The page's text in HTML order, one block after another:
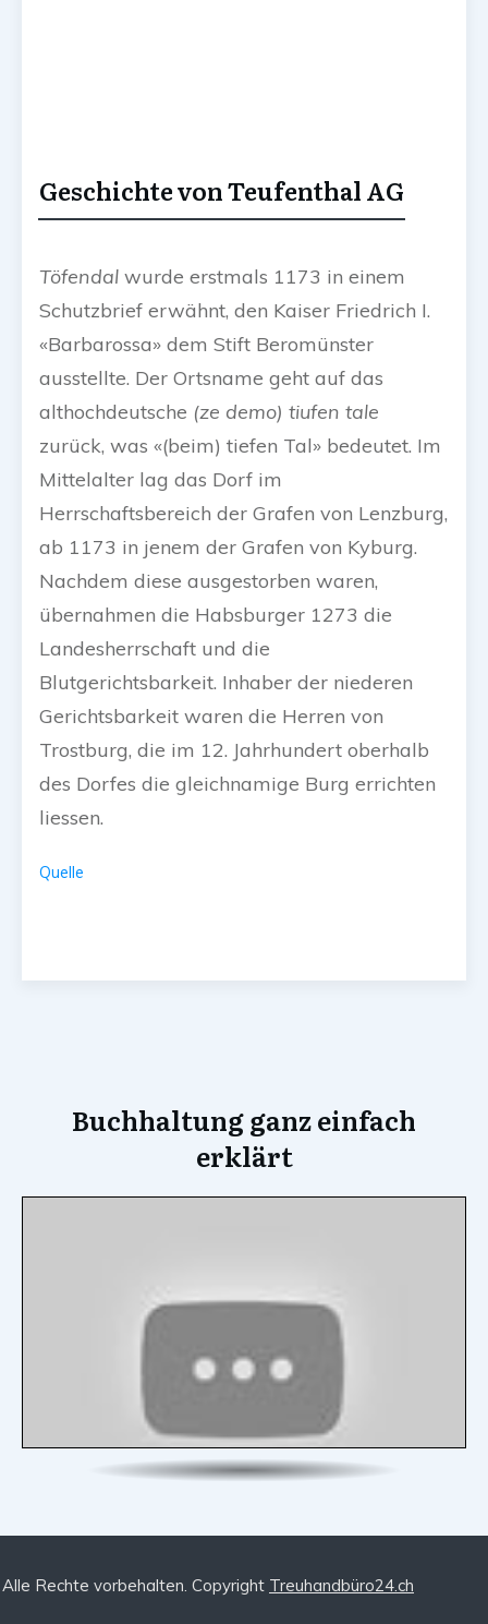
Geschichte von Teufenthal AG
Töfendal wurde erstmals 1173 in einem
Schutzbrief erwähnt, den Kaiser Friedrich I.
«Barbarossa» dem Stift Beromünster
ausstellte. Der Ortsname geht auf das
althochdeutsche (ze demo) tiufen tale
zurück, was «(beim) tiefen Tal» bedeutet. Im
Mittelalter lag das Dorf im
Herrschaftsbereich der Grafen von Lenzburg,
ab 1173 in jenem der Grafen von Kyburg.
Nachdem diese ausgestorben waren,
übernahmen die Habsburger 1273 die
Landesherrschaft und die
Blutgerichtsbarkeit. Inhaber der niederen
Gerichtsbarkeit waren die Herren von
Trostburg, die im 12. Jahrhundert oberhalb
des Dorfes die gleichnamige Burg errichten
liessen.
Quelle
Buchhaltung ganz einfach
erklärt
Alle Rechte vorbehalten. Copyright Treuhandbüro24.ch